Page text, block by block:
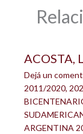
ACOSTA,
Dejá un
2011/2020,
ARGENTINA